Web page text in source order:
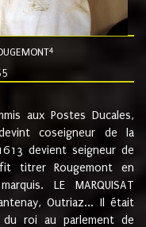
4
aux Postes Ducales,
coseigneur de la
devient seigneur de
fit titrer Rougemont en
LE MARQUISAT
Outriaz... Il était
du roi au parlement de